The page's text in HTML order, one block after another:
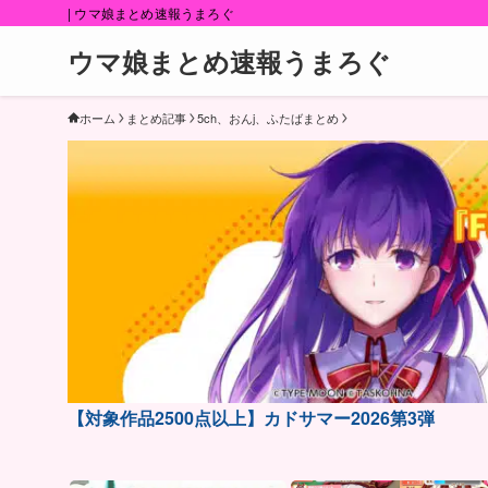
| ウマ娘まとめ速報うまろぐ
ウマ娘まとめ速報うまろぐ
ホーム まとめ記事 5ch、おんj、ふたばまとめ
【対象作品2500点以上】カドサマー2026第3弾